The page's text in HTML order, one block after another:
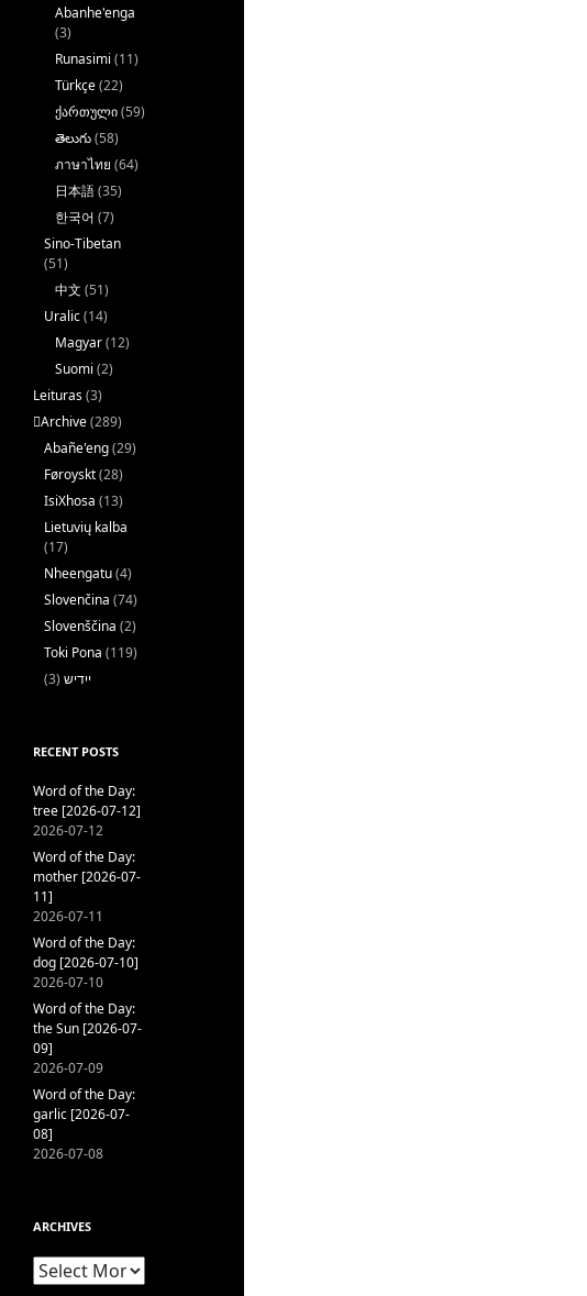
Abanhe'enga
(3)
Runasimi (11)
Türkçe(22)
ქართული(59)
తెలుగు(58)
ภาษาไทย (64)
日本語(35)
한국어 (7)
Sino-Tibetan
(51)
中文 (51)
Uralic(14)
Magyar(12)
Suomi (2)
Leituras(3)
􏿽Archive(289)
Abañe'eng(29)
Føroyskt(28)
IsiXhosa (13)
Lietuvių kalba
(17)
Nheengatu(4)
Slovenčina (74)
Slovenščina (2)
Toki Pona (119)
ייִדיש (3)
RECENT POSTS
Word of the Day:
tree [2026-07-12]
2026-07-12
Word of the Day:
mother [2026-07-
11]
2026-07-11
Word of the Day:
dog [2026-07-10]
2026-07-10
Word of the Day:
the Sun [2026-07-
09]
2026-07-09
Word of the Day:
garlic [2026-07-
08]
2026-07-08
ARCHIVES
Archives